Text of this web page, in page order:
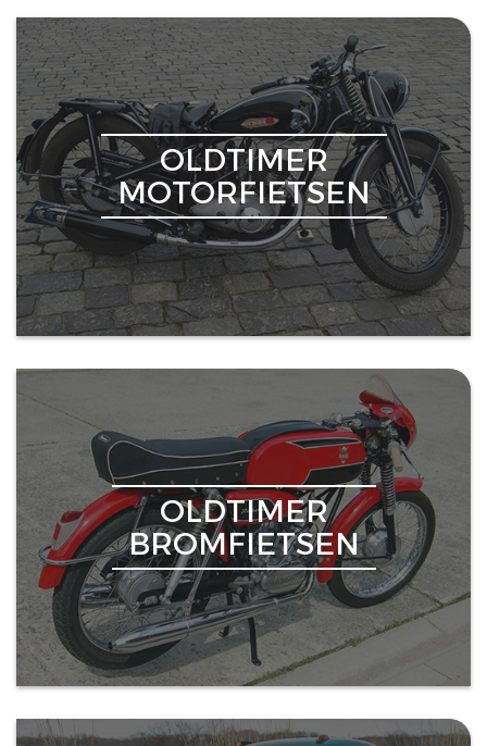
OLDTIMER
MOTORFIETSEN
OLDTIMER
BROMFIETSEN